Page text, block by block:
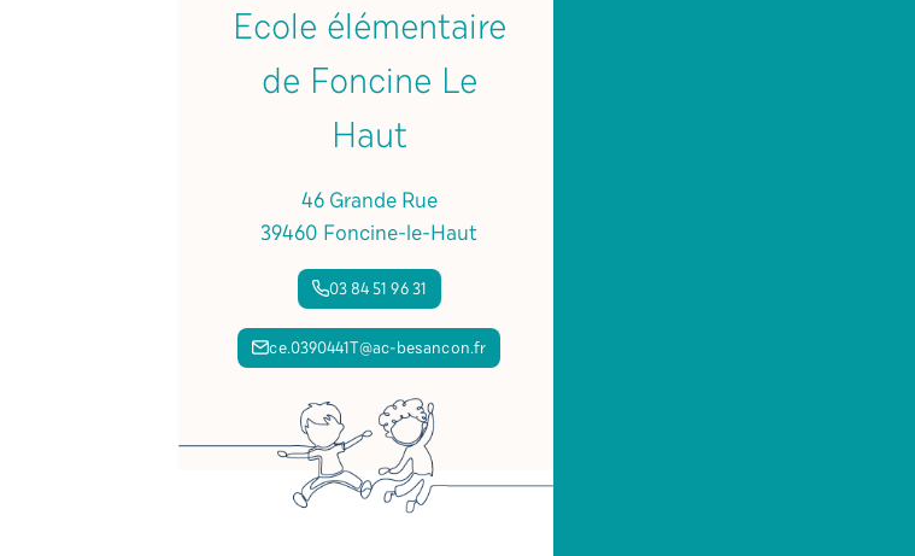
Ecole élémentaire
de Foncine Le
Haut
46 Grande Rue
39460 Foncine-le-Haut
03 84 51 96 31
ce.0390441T@ac-besancon.fr